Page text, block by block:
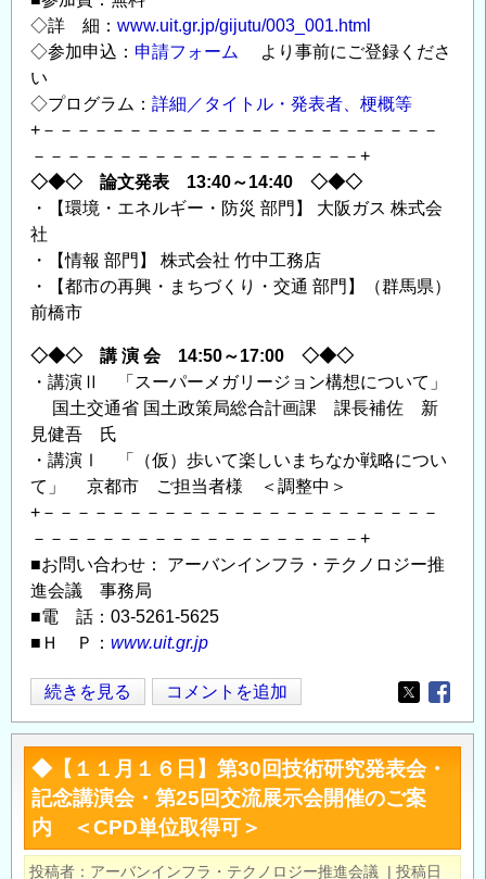
見
学
会」
の
ご
の
◇詳 細： www.uit.gr.jp/gijutu/003_001.html
◇参加申込： 申請フォーム
より事前にご登録くださ
い
◇プログラム： 詳細／タイトル・発表者、梗概等
+－－－－－－－－－－－－－－－－－－－－－－－
－－－－－－－－－－－－－－－－－－－+
◇◆◇ 論文発表 13:40～14:40 ◇◆◇
・【環境・エネルギー・防災 部門】 大阪ガス 株式会
社
・【情報 部門】 株式会社 竹中工務店
・【都市の再興・まちづくり・交通 部門】（群馬県）
前橋市
◇◆◇ 講 演 会 14:50～17:00 ◇◆◇
・講演Ⅱ 「スーパーメガリージョン構想について」
国土交通省 国土政策局総合計画課 課長補佐 新
見健吾 氏
・講演Ⅰ 「（仮）歩いて楽しいまちなか戦略につい
て」 京都市 ご担当者様 ＜調整中＞
+－－－－－－－－－－－－－－－－－－－－－－－
－－－－－－－－－－－－－－－－－－－+
■お問い合わせ： アーバンインフラ・テクノロジー推
進会議 事務局
■電 話：03-5261-5625
■Ｈ Ｐ： www.uit.gr.jp
◆【2
月
7
日】
「都
市
づ
続きを見る コメントを追加
Opens in
◆【１１月１６日】第30回技術研究発表会・
記念講演会・第25回交流展示会開催のご案
内 ＜CPD単位取得可＞
投稿者 アーバンインフラ・テクノロジー推進会議 | 投稿日